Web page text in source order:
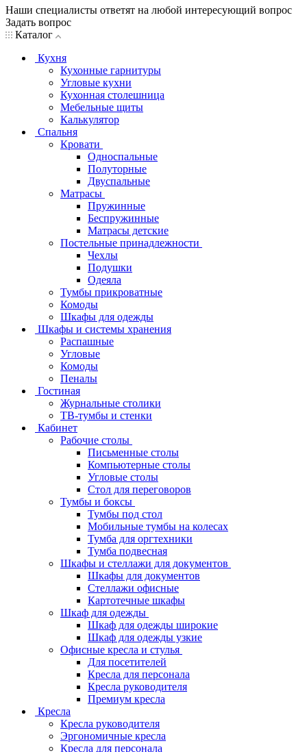
Наши специалисты ответят на любой интересующий вопрос
Задать вопрос
Каталог
Кухня
Кухонные гарнитуры
Угловые кухни
Кухонная столешница
Мебельные щиты
Калькулятор
Спальня
Кровати
Односпальные
Полуторные
Двуспальные
Матрасы
Пружинные
Беспружинные
Матрасы детские
Постельные принадлежности
Чехлы
Подушки
Одеяла
Тумбы прикроватные
Комоды
Шкафы для одежды
Шкафы и системы хранения
Распашные
Угловые
Комоды
Пеналы
Гостиная
Журнальные столики
ТВ‑тумбы и стенки
Кабинет
Рабочие столы
Письменные столы
Компьютерные столы
Угловые столы
Стол для переговоров
Тумбы и боксы
Тумбы под стол
Мобильные тумбы на колесах
Тумба для оргтехники
Тумба подвесная
Шкафы и стеллажи для документов
Шкафы для документов
Стеллажи офисные
Картотечные шкафы
Шкаф для одежды
Шкаф для одежды широкие
Шкаф для одежды узкие
Офисные кресла и стулья
Для посетителей
Кресла для персонала
Кресла руководителя
Премиум кресла
Кресла
Кресла руководителя
Эргономичные кресла
Кресла для персонала